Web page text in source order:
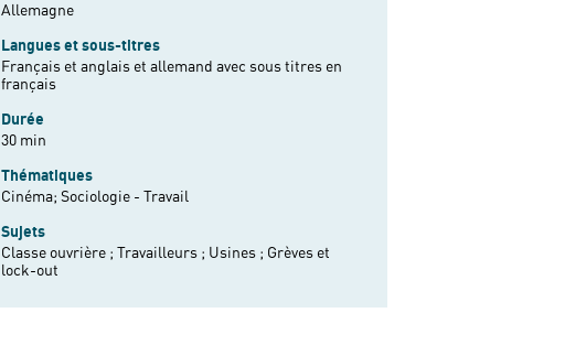
Allemagne
Langues et sous-titres
Français et anglais et allemand avec sous titres en
français
Durée
30 min
Thématiques
Cinéma; Sociologie - Travail
Sujets
Classe ouvrière ; Travailleurs ; Usines ; Grèves et
lock-out